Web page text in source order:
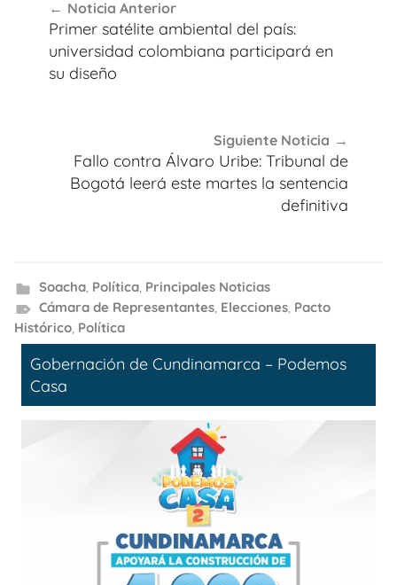
de
entradas
Noticia Anterior
Primer satélite ambiental del país:
universidad colombiana participará en
su diseño
Siguiente Noticia
Fallo contra Álvaro Uribe: Tribunal de
Bogotá leerá este martes la sentencia
definitiva
Soacha, Política, Principales Noticias
Cámara de Representantes, Elecciones, Pacto
Histórico, Política
Gobernación de Cundinamarca – Podemos
Casa